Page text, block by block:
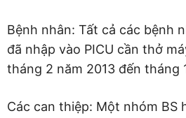
Bệnh nhân: Tất cả các bệnh
đã nhập vào PICU cần thở
tháng 2 năm 2013 đến tháng
Các can thiệp: Một nhóm BS